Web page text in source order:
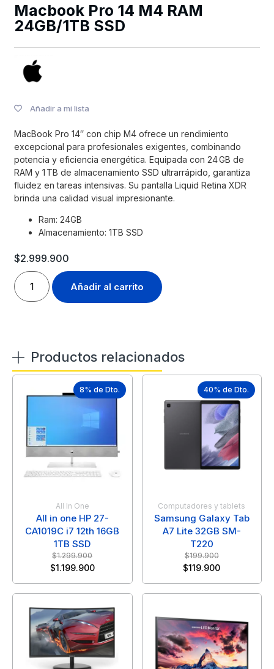
Macbook Pro 14 M4 RAM
24GB/1TB SSD
Añadir a mi lista
MacBook Pro 14″ con chip M4 ofrece un rendimiento
excepcional para profesionales exigentes, combinando
potencia y eficiencia energética. Equipada con 24 GB de
RAM y 1 TB de almacenamiento SSD ultrarrápido, garantiza
fluidez en tareas intensivas. Su pantalla Liquid Retina XDR
brinda una calidad visual impresionante.
Ram: 24GB
Almacenamiento: 1TB SSD
$2.999.900
Añadir al carrito
Productos relacionados
8% de Dto.
All In One
All in one HP 27-
CA1019C i7 12th 16GB
1TB SSD
$1.299.900
$1.199.900
40% de Dto.
Computadores y tablets
Samsung Galaxy Tab
A7 Lite 32GB SM-
T220
$199.900
$119.900